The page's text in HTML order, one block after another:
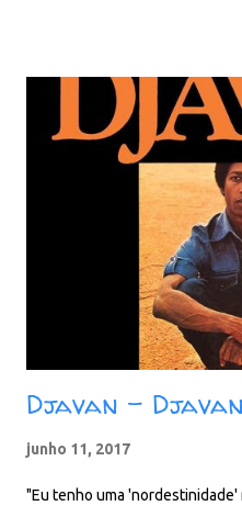
Kbps - REMASTERIZADO
Djavan -
junho 11, 2017
"Eu tenho uma